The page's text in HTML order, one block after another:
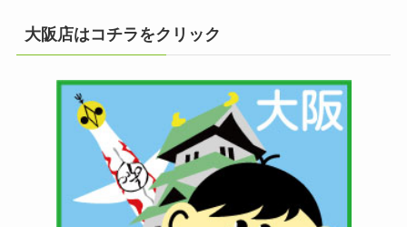
大阪店はコチラをクリック